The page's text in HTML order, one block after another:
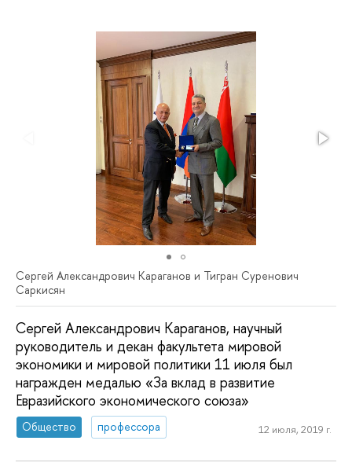
Сергей Александрович Караганов и Тигран Суренович
Саркисян
Сергей Александрович Караганов, научный
руководитель и декан факультета мировой
экономики и мировой политики 11 июля был
награжден медалью «За вклад в развитие
Евразийского экономического союза»
Общество профессора 12 июля, 2019 г.